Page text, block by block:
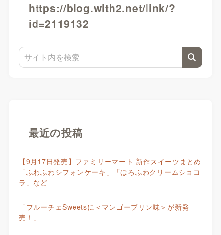
https://blog.with2.net/link/?
id=2119132
最近の投稿
【9月17日発売】ファミリーマート 新作スイーツまとめ
「ふわふわシフォンケーキ」「ほろふわクリームショコ
ラ」など
「フルーチェSweetsに＜マンゴープリン味＞が新発
売！」